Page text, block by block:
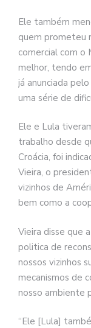
Ele também
quem prometeu
comercial com o
melhor, tendo
já anunciada
uma série de
Ele e Lula
trabalho desde
Croácia, foi
Vieira, o
vizinhos de
bem como a
Vieira disse que
politica de
nossos vizinhos
mecanismos de
nosso ambiente
“Ele [Lula]